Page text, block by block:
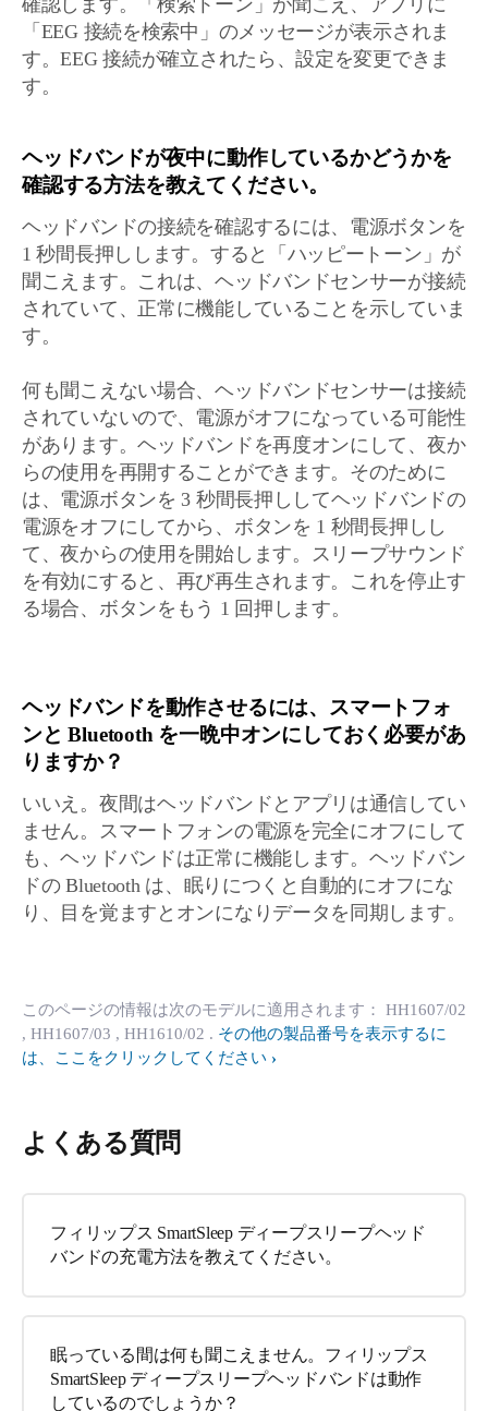
確認します。「検索トーン」が聞こえ、アプリに
「EEG 接続を検索中」のメッセージが表示されま
す。EEG 接続が確立されたら、設定を変更できま
す。
ヘッドバンドが夜中に動作しているかどうかを
確認する方法を教えてください。
ヘッドバンドの接続を確認するには、電源ボタンを
1 秒間長押しします。すると「ハッピートーン」が
聞こえます。これは、ヘッドバンドセンサーが接続
されていて、正常に機能していることを示していま
す。
何も聞こえない場合、ヘッドバンドセンサーは接続
されていないので、電源がオフになっている可能性
があります。ヘッドバンドを再度オンにして、夜か
らの使用を再開することができます。そのために
は、電源ボタンを 3 秒間長押ししてヘッドバンドの
電源をオフにしてから、ボタンを 1 秒間長押しし
て、夜からの使用を開始します。スリープサウンド
を有効にすると、再び再生されます。これを停止す
る場合、ボタンをもう 1 回押します。
ヘッドバンドを動作させるには、スマートフォ
ンと Bluetooth を一晩中オンにしておく必要があ
りますか？
いいえ。夜間はヘッドバンドとアプリは通信してい
ません。スマートフォンの電源を完全にオフにして
も、ヘッドバンドは正常に機能します。ヘッドバン
ドの Bluetooth は、眠りにつくと自動的にオフにな
り、目を覚ますとオンになりデータを同期します。
このページの情報は次のモデルに適用されます： HH1607/02
, HH1607/03 , HH1610/02 . その他の製品番号を表示するに
は、ここをクリックしてください
よくある質問
フィリップス SmartSleep ディープスリープヘッド
バンドの充電方法を教えてください。
眠っている間は何も聞こえません。フィリップス
SmartSleep ディープスリープヘッドバンドは動作
しているのでしょうか？